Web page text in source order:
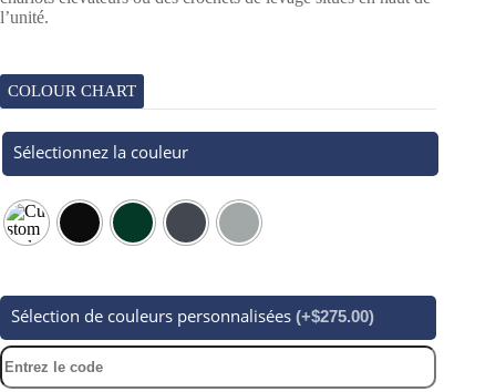
l’unité.
COLOUR CHART
Sélectionnez la couleur
Sélection de couleurs personnalisées (+$275.00)